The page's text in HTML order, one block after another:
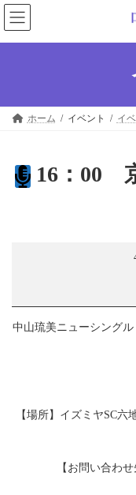
コ
ン
テ
キ
ナ
ビ
ゲ
に
ホーム イベント イ
16：00
中山琉美ニューシング
【場所】イズミヤSC
【お問い合わ